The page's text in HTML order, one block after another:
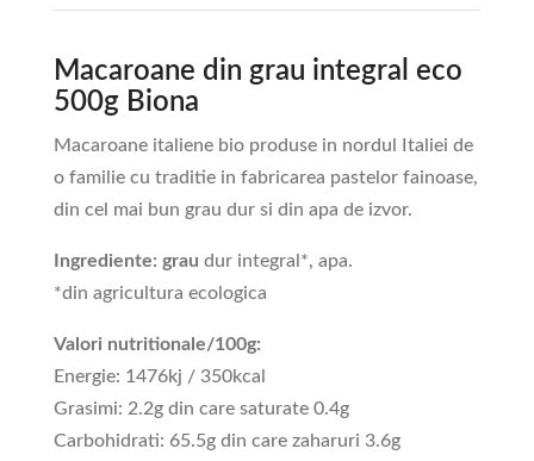
Macaroane din grau integral eco
500g Biona
Macaroane italiene bio produse in nordul Italiei de
o familie cu traditie in fabricarea pastelor fainoase,
din cel mai bun grau dur si din apa de izvor.
Ingrediente: grau dur integral*, apa.
*din agricultura ecologica
Valori nutritionale/100g:
Energie: 1476kj / 350kcal
Grasimi: 2.2g din care saturate 0.4g
Carbohidrati: 65.5g din care zaharuri 3.6g